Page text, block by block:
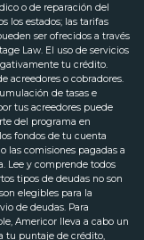
o de reparación del
los estados; las tarifas
ser ofrecidos a través
Law. El uso de servicios
tu crédito.
acreedores o cobradores.
de tasas e
tus acreedores puede
del programa en
fondos de tu cuenta
las comisiones pagadas a
Lee y comprende todos
tipos de deudas no son
elegibles para la
de deudas. Para
Americor lleva a cabo un
tu puntaje de crédito,